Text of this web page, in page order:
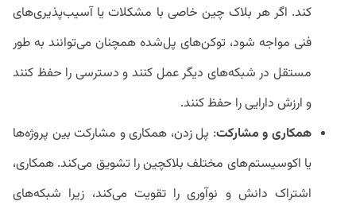
کند. اگر هر بلاک چین خاصی با مشکلات یا آسیب‌پذیری‌های
فنی مواجه شود، توکن‌های پل‌شده همچنان می‌توانند به طور
مستقل در شبکه‌های دیگر عمل کنند و دسترسی را حفظ کنند
و ارزش دارایی را حفظ کنند.
همکاری و مشارکت: پل زدن، همکاری و مشارکت بین پروژه‌ها
یا اکوسیستم‌های مختلف بلاکچین را تشویق می‌کند. همکاری،
اشتراک دانش و نوآوری را تقویت می‌کند، زیرا شبکه‌های